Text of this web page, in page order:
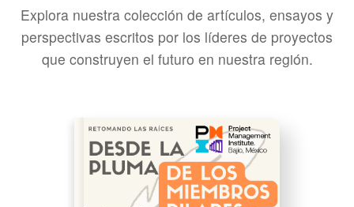
Explora nuestra colección de artículos, ensayos y
perspectivas escritos por los líderes de proyectos
que construyen el futuro en nuestra región.